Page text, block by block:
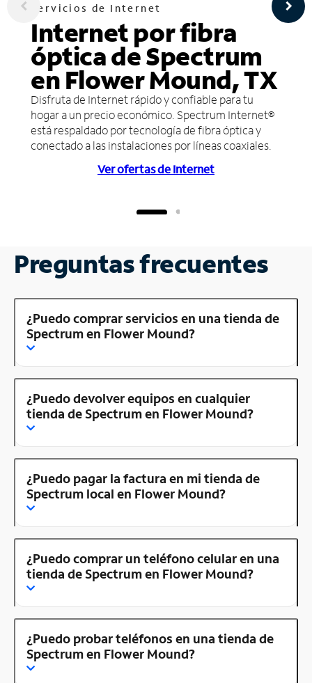
Servicios de Internet
Internet por fibra
óptica de Spectrum
en Flower Mound, TX
Disfruta de Internet rápido y confiable para tu
hogar a un precio económico. Spectrum Internet®
está respaldado por tecnología de fibra óptica y
conectado a las instalaciones por líneas coaxiales.
Ver ofertas de Internet
Preguntas frecuentes
¿Puedo comprar servicios en una tienda de
Spectrum en Flower Mound?
¿Puedo devolver equipos en cualquier
tienda de Spectrum en Flower Mound?
¿Puedo pagar la factura en mi tienda de
Spectrum local en Flower Mound?
¿Puedo comprar un teléfono celular en una
tienda de Spectrum en Flower Mound?
¿Puedo probar teléfonos en una tienda de
Spectrum en Flower Mound?